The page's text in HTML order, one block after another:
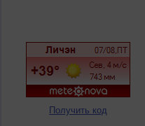
Получить код